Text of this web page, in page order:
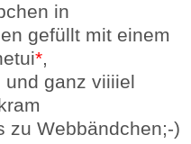
in
gefüllt mit einem
*,
und ganz viiiiel
zu Webbändchen;-)